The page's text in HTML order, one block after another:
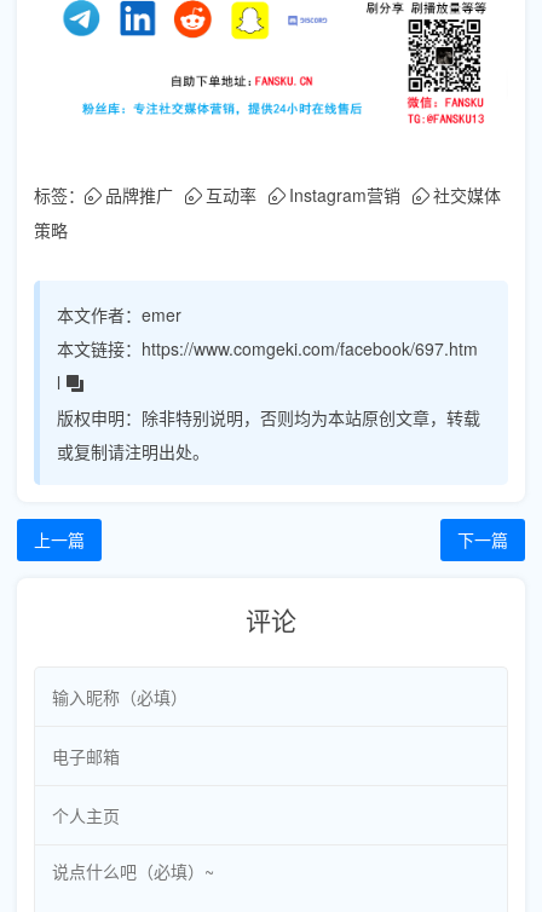
标签： 品牌推广 互动率 Instagram营销
社交媒体
策略
本文作者： emer
本文链接： https://www.comgeki.com/facebook/697.htm
l
版权申明： 除非特别说明，否则均为本站原创文章，转载
或复制请注明出处。
上一篇 下一篇
评论